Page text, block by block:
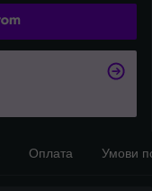
Оплата Умови